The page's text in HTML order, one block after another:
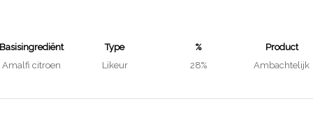
Amalfi citroen
Type
Likeur
%
28%
Product
Ambachtelijk